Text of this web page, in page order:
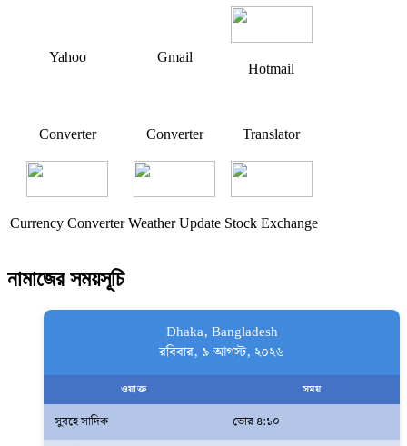
Yahoo Gmail
Hotmail
Converter Converter Translator
Currency Converter Weather Update Stock Exchange
নামাজের সময়সূচি
Dhaka, Bangladesh
রবিবার, ৯ আগস্ট, ২০২৬
ওয়াক্ত সময়
সুবহে সাদিক
ভোর ৪:১০